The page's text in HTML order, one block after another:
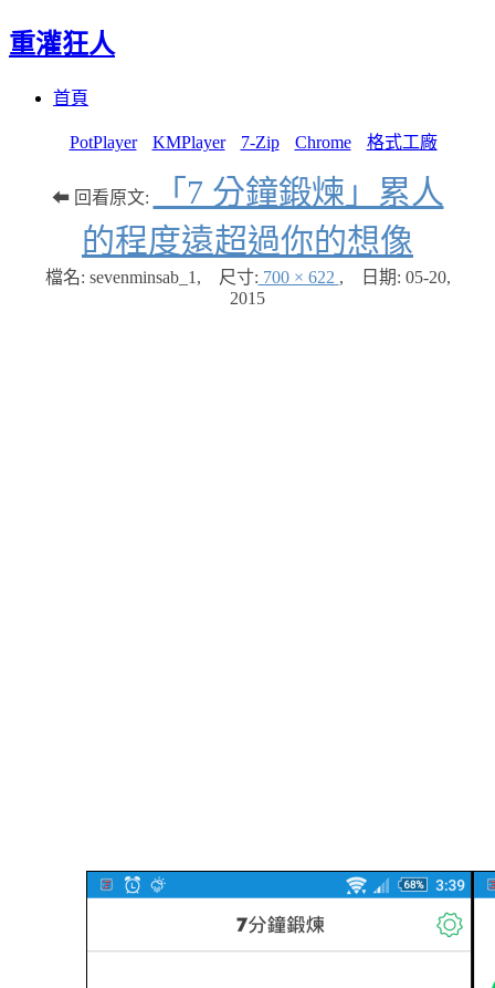
重灌狂人
首頁
PotPlayer KMPlayer 7-Zip Chrome 格式工廠
⬅ 回看原文:
「7 分鐘鍛煉」累人
的程度遠超過你的想像
檔名: sevenminsab_1 , 尺寸: 700 × 622 , 日期: 05-20,
2015